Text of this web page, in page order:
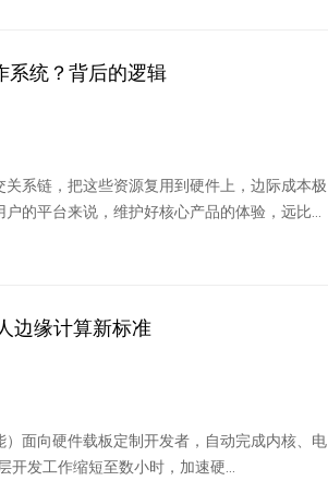
系统？背后的逻辑
系链，把这些资源复用到硬件上，边际成本极
的平台来说，维护好核心产品的体验，远比分
边缘计算新标准
面向硬件载板定制开发者，自动完成内核、电
发工作缩短至数小时，加速硬...